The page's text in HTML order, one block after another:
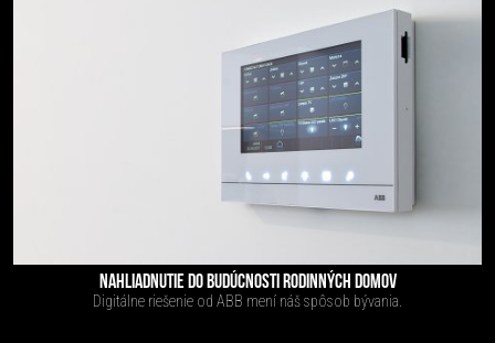
NAHLIADNUTIE DO BUDÚCNOSTI RODINNÝCH DOMOV
Digitálne riešenie od ABB mení náš spôsob bývania.